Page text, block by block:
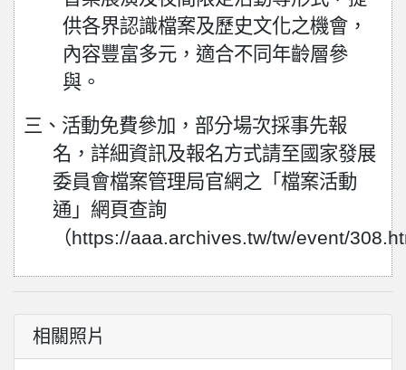
供各界認識檔案及歷史文化之機會，
內容豐富多元，適合不同年齡層參
與。
三、活動免費參加，部分場次採事先報
名，詳細資訊及報名方式請至國家發展
委員會檔案管理局官網之「檔案活動
通」網頁查詢
（https://aaa.archives.tw/tw/event/
相關照片